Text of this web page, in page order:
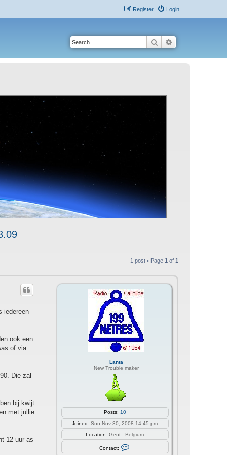
Login
Register
Search
1 post • Page 1 of 1
Lanta
New Trouble maker
Posts: 10
Joined: Sun Nov 30, 2008 14:45 pm
Location: Gent - Belgium
Contact:
iedereen
ook een
of via
Die zal
bij kwijt
met jullie
12 uur as